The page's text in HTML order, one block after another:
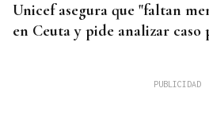
Unicef asegura que "faltan
en Ceuta y pide analizar caso